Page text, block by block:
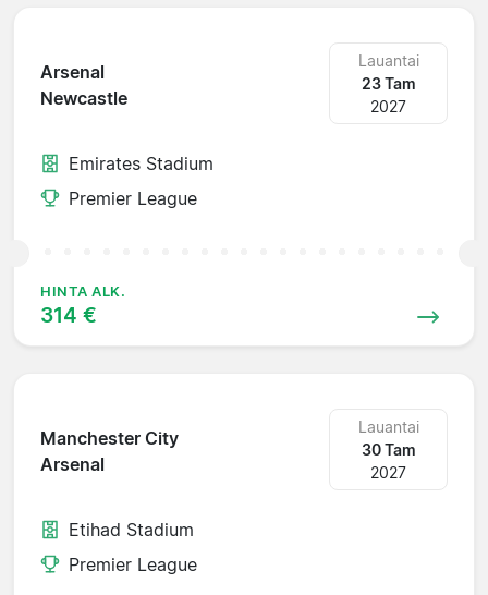
Arsenal
Newcastle
Lauantai
23 Tam
2027
Emirates Stadium
Premier League
HINTA ALK.
314 €
Manchester City
Arsenal
Lauantai
30 Tam
2027
Etihad Stadium
Premier League